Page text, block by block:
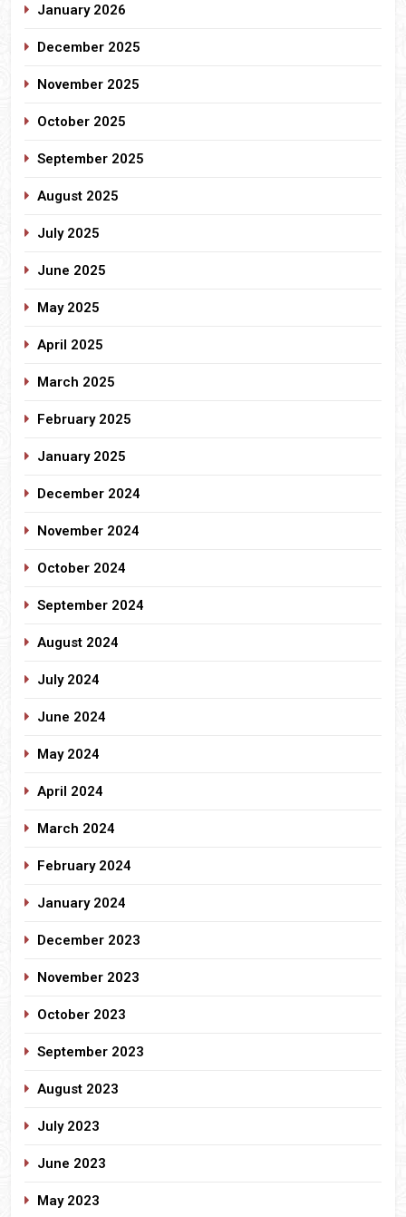
January 2026
December 2025
November 2025
October 2025
September 2025
August 2025
July 2025
June 2025
May 2025
April 2025
March 2025
February 2025
January 2025
December 2024
November 2024
October 2024
September 2024
August 2024
July 2024
June 2024
May 2024
April 2024
March 2024
February 2024
January 2024
December 2023
November 2023
October 2023
September 2023
August 2023
July 2023
June 2023
May 2023